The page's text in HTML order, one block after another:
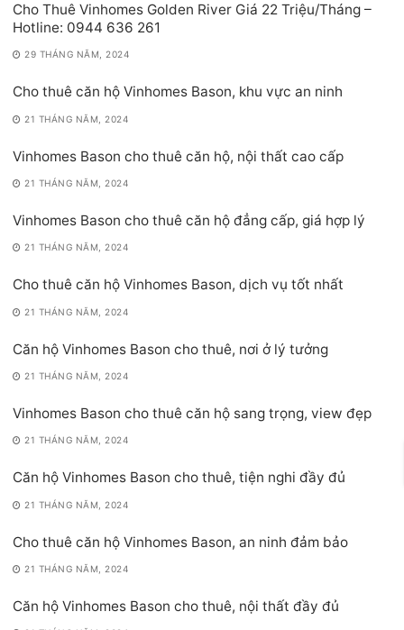
Cho Thuê Vinhomes Golden River Giá 22 Triệu/Tháng –
Hotline: 0944 636 261
29 THÁNG NĂM, 2024
Cho thuê căn hộ Vinhomes Bason, khu vực an ninh
21 THÁNG NĂM, 2024
Vinhomes Bason cho thuê căn hộ, nội thất cao cấp
21 THÁNG NĂM, 2024
Vinhomes Bason cho thuê căn hộ đẳng cấp, giá hợp lý
21 THÁNG NĂM, 2024
Cho thuê căn hộ Vinhomes Bason, dịch vụ tốt nhất
21 THÁNG NĂM, 2024
Căn hộ Vinhomes Bason cho thuê, nơi ở lý tưởng
21 THÁNG NĂM, 2024
Vinhomes Bason cho thuê căn hộ sang trọng, view đẹp
21 THÁNG NĂM, 2024
Căn hộ Vinhomes Bason cho thuê, tiện nghi đầy đủ
21 THÁNG NĂM, 2024
Cho thuê căn hộ Vinhomes Bason, an ninh đảm bảo
21 THÁNG NĂM, 2024
Căn hộ Vinhomes Bason cho thuê, nội thất đầy đủ